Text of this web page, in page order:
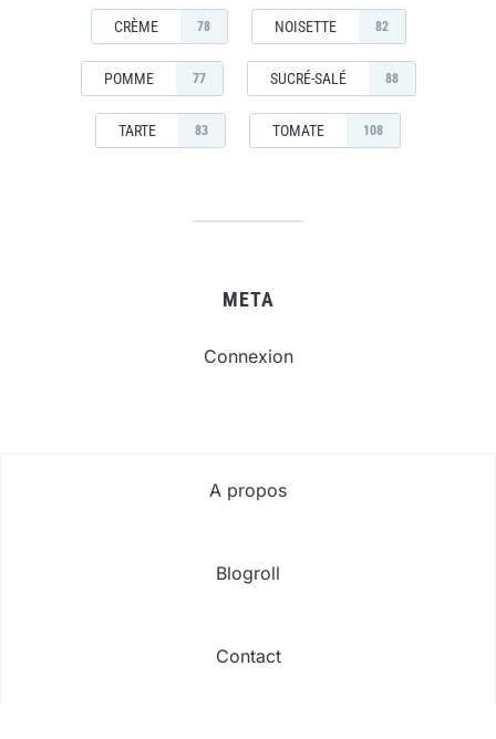
CRÈME 78 NOISETTE 82
POMME 77 SUCRÉ-SALÉ 88
TARTE 83 TOMATE 108
META
Connexion
A propos
Blogroll
Contact